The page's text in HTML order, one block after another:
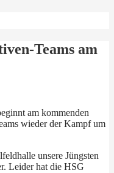
Teams am
am kommenden
wieder der Kampf um
unsere Jüngsten
Leider hat die HSG